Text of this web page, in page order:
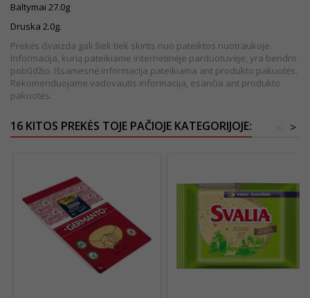
Baltymai 27.0g
Druska 2.0g.
Prekės išvaizda gali šiek tiek skirtis nuo pateiktos nuotraukoje.
Informacija, kurią pateikiame internetinėje parduotuvėje, yra bendro
pobūdžio. Išsamesnė informacija pateikiama ant produkto pakuotės.
Rekomenduojame vadovautis informacija, esančia ant produkto
pakuotės.
16 KITOS PREKĖS TOJE PAČIOJE KATEGORIJOJE: >